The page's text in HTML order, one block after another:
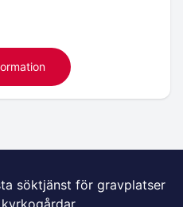
söktjänst för gravplatser